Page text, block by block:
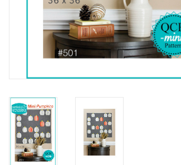
Beloningen